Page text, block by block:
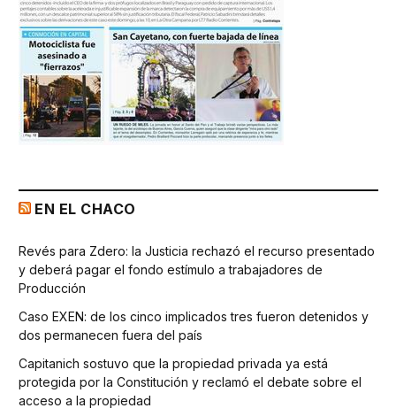
EN EL CHACO
Revés para Zdero: la Justicia rechazó el recurso presentado
y deberá pagar el fondo estímulo a trabajadores de
Producción
Caso EXEN: de los cinco implicados tres fueron detenidos y
dos permanecen fuera del país
Capitanich sostuvo que la propiedad privada ya está
protegida por la Constitución y reclamó el debate sobre el
acceso a la propiedad